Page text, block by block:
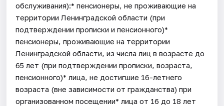
обслуживания):* пенсионеры, не проживающие на
территории Ленинградской области (при
подтверждении прописки и пенсионного)*
пенсионеры, проживающие на территории
Ленинградской области, из числа лиц в возрасте до
65 лет (при подтверждении прописки, возраста,
пенсионного)* лица, не достигшие 16-летнего
возраста (вне зависимости от гражданства) при
организованном посещении* лица от 16 до 18 лет